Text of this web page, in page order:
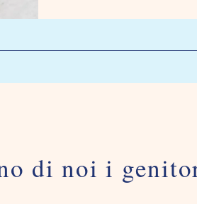
di noi i